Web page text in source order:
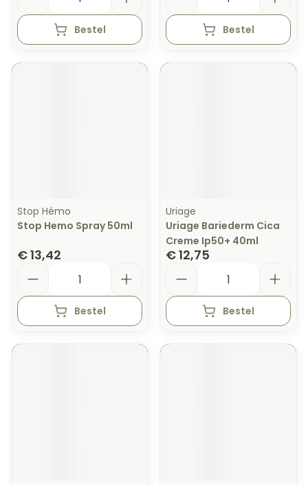
Bestel Bestel
Stop Hémo
Stop Hemo Spray 50ml
€ 13,42
Bestel
Uriage
Uriage Bariederm Cica
Creme Ip50+ 40ml
€ 12,75
Bestel